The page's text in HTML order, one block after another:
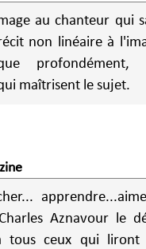
au chanteur qui
non linéaire à
maîtrisent le sujet.
Aznavour le
tous ceux qui liront